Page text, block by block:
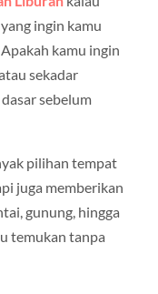
ingin kamu
kamu ingin
sekadar
sebelum
pilihan tempat
juga memberikan
gunung, hingga
temukan tanpa